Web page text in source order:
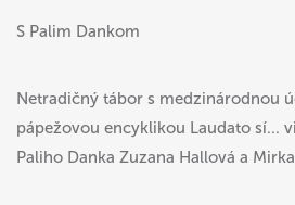
S Palim Dankom
Netradičný tábor s medzinárodnou
pápežovou encyklikou Laudato sí...
Paliho Danka Zuzana Hallová a